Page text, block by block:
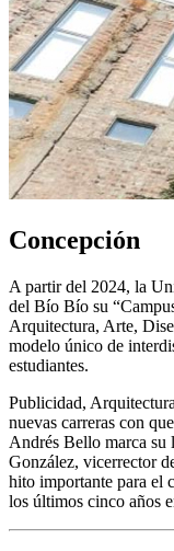
Concepción
A partir del 2024, la
del Bío Bío su
Arquitectura, Arte,
modelo único de
estudiantes.
Publicidad,
nuevas carreras con
Andrés Bello marca su
González, vicerrector
hito importante para el
los últimos cinco años